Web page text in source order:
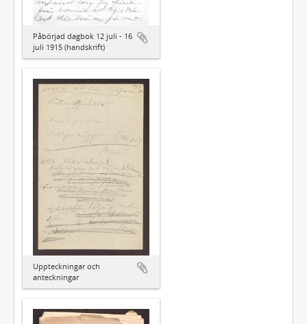
Påbörjad dagbok 12 juli - 16
juli 1915 (handskrift)
Uppteckningar och
anteckningar